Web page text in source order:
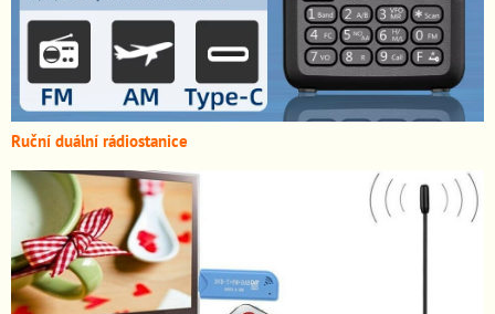
Ruční duální rádiostanice